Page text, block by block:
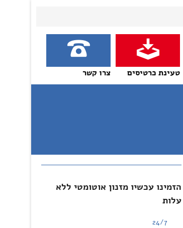
טעינת כרטיסים צרו קשר
הזמינו עכשיו מזנון אוטומטי ללא
עלות
24/7